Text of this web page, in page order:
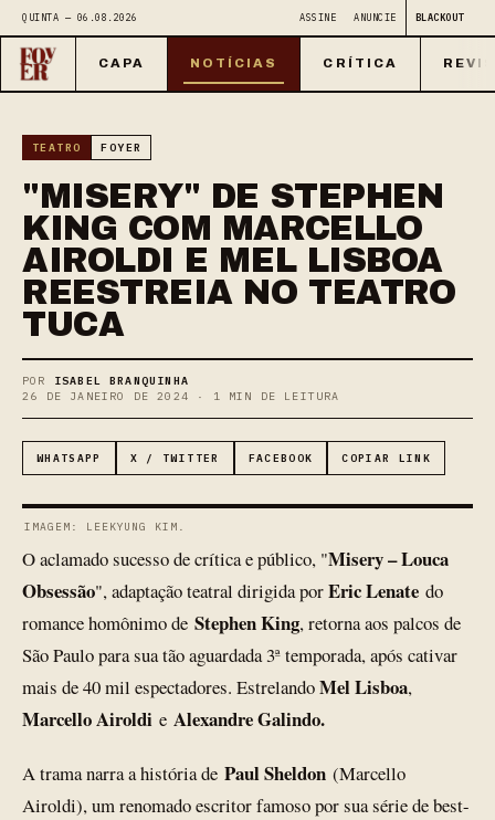
QUINTA — 06.08.2026 ASSINE ANUNCIE BLACKOUT
CAPA NOTÍCIAS CRÍTICA
TEATRO FOYER
"MISERY" DE STEPHEN
KING COM MARCELLO
AIROLDI E MEL LISBOA
REESTREIA NO TEATRO
TUCA
POR ISABEL BRANQUINHA
26 DE JANEIRO DE 2024 · 1 MIN DE LEITURA
WHATSAPP X / TWITTER FACEBOOK COPIAR LINK
IMAGEM: LEEKYUNG KIM.
O aclamado sucesso de crítica e público, "Misery – Louca
Obsessão", adaptação teatral dirigida porEric Lenate do
romance homônimo de Stephen King, retorna aos palcos de
São Paulo para sua tão aguardada 3ª temporada, após cativar
mais de 40 mil espectadores. EstrelandoMel Lisboa,
Marcello Airoldi e Alexandre Galindo.
A trama narra a história de Paul Sheldon (Marcello
Airoldi), um renomado escritor famoso por sua série de best-